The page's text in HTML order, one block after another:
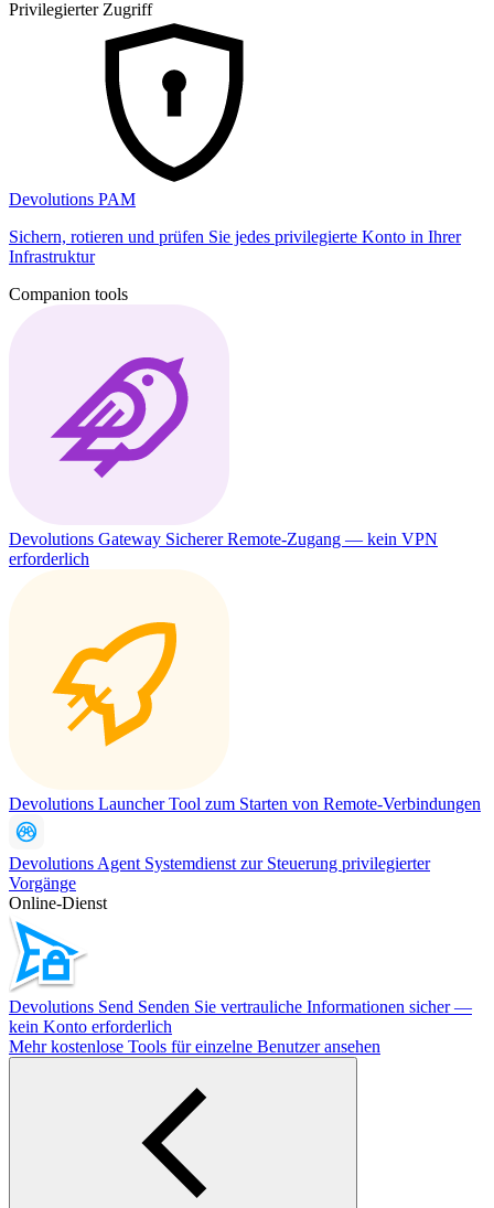
Privilegierter Zugriff
Devolutions PAM
Sichern, rotieren und prüfen Sie jedes privilegierte Konto in Ihrer
Infrastruktur
Companion tools
Devolutions Gateway Sicherer Remote-Zugang — kein VPN
erforderlich
Devolutions LauncherTool zum Starten von Remote-Verbindungen
Devolutions Agent Systemdienst zur Steuerung privilegierter
Vorgänge
Online-Dienst
Devolutions Send Senden Sie vertrauliche Informationen sicher —
kein Konto erforderlich
Mehr kostenlose Tools für einzelne Benutzer ansehen